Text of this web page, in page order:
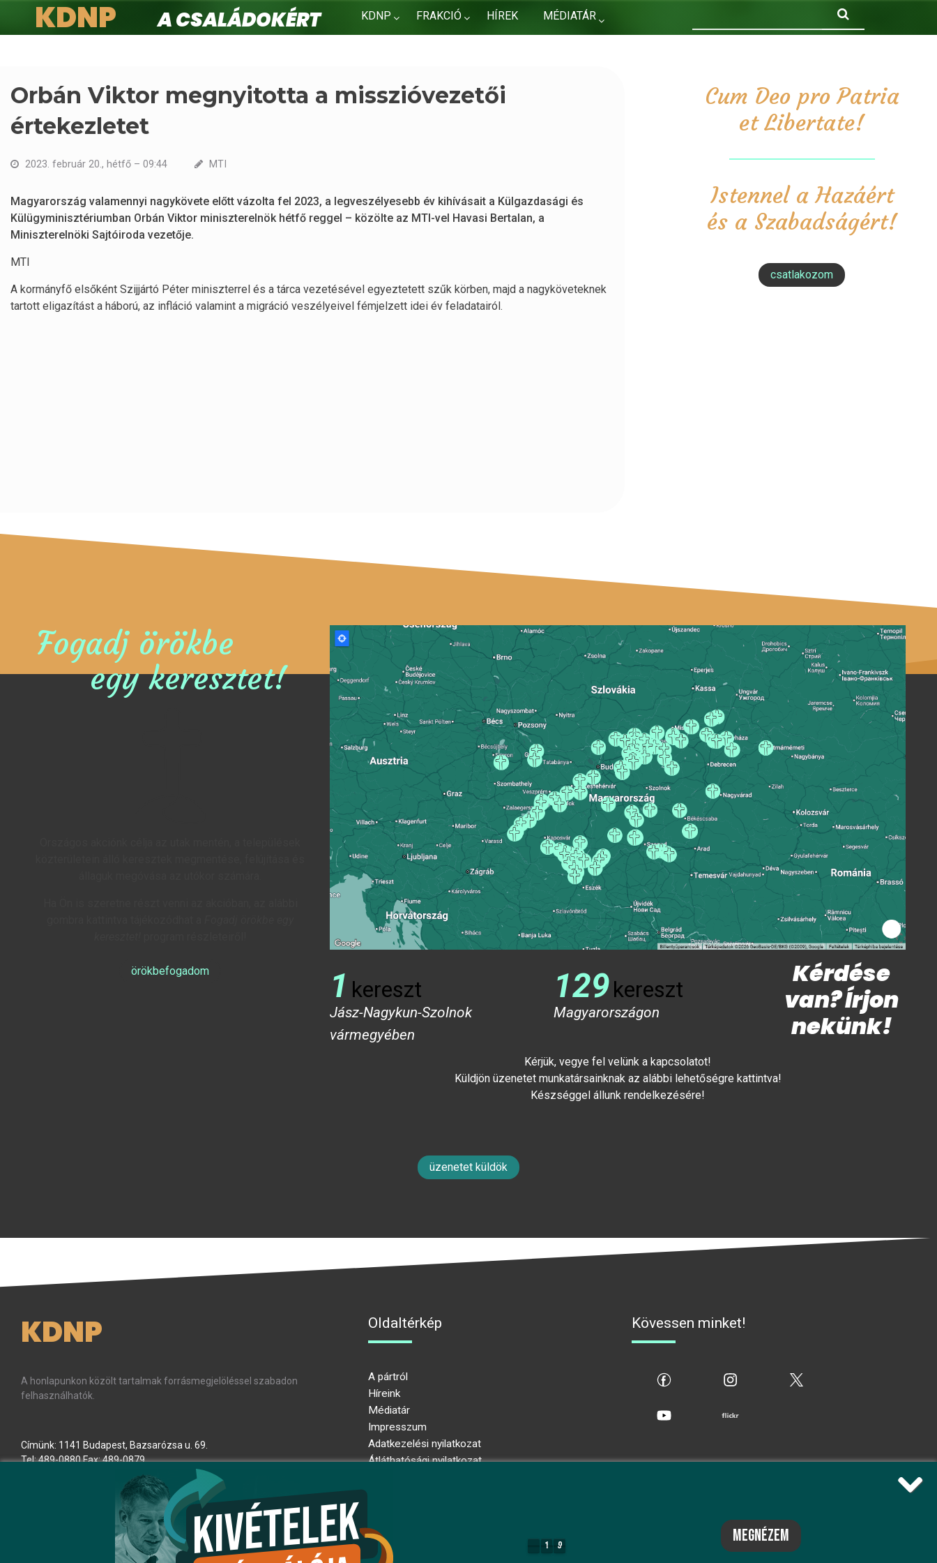
KDNP FRAKCIÓ HÍREK MÉDIATÁR
KDNP
A családokért.
Orbán Viktor megnyitotta a misszióvezetői
értekezletet
2023. február 20., hétfő – 09:44 MTI
Magyarország valamennyi nagykövete előtt vázolta fel 2023, a legveszélyesebb év kihívásait a Külgazdasági és
Külügyminisztériumban Orbán Viktor miniszterelnök hétfő reggel – közölte az MTI-vel Havasi Bertalan, a
Miniszterelnöki Sajtóiroda vezetője.
MTI
A kormányfő elsőként Szijjártó Péter miniszterrel és a tárca vezetésével egyeztetett szűk körben, majd a nagyköveteknek
tartott eligazítást a háború, az infláció valamint a migráció veszélyeivel fémjelzett idei év feladatairól.
Cum Deo pro Patria
et Libertate!
Istennel a Hazáért
és a Szabadságért!
csatlakozom
Fogadj örökbe
egy keresztet!
örökbefogadom 1 kereszt
Jász-Nagykun-Szolnok
vármegyében
129kereszt
Magyarországon
Kérdése
van? Írjon
nekünk!
Kérjük, vegye fel velünk a kapcsolatot!
Küldjön üzenetet munkatársainknak az alábbi lehetőségre kattintva!
Készséggel állunk rendelkezésére!
üzenetet küldök
KDNP
A honlapunkon közölt tartalmak forrásmegjelöléssel szabadon
felhasználhatók.
Címünk: 1141 Budapest, Bazsarózsa u. 69.
Tel: 489-0880 Fax: 489-0879
hu(kdnp[at]kdnp[dot]hu)
Minden jog fenntartva! © KDNP
Oldaltérkép
A pártról
Híreink
Médiatár
Impresszum
Adatkezelési nyilatkozat
Átláthatósági nyilatkozat
Kövessen minket!
flickr
11 9
7
9
megnézem